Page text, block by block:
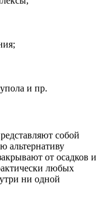
и пр.
собой
альтернативу
от осадков и
любых
ни одной